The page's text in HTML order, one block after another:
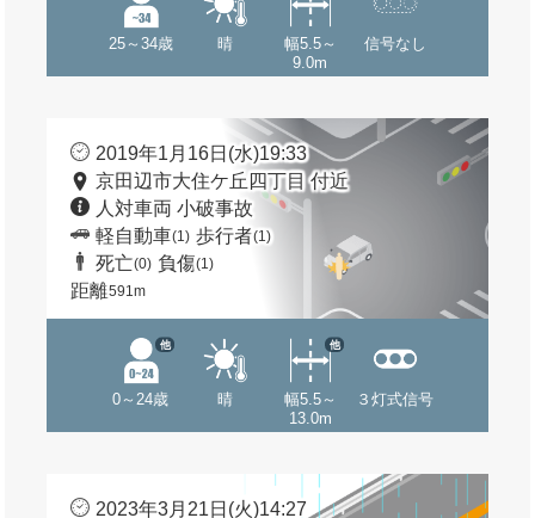
25～34歳 晴
幅5.5～
9.0m
信号なし
2019年1月16日(水)19:33
京田辺市大住ケ丘四丁目 付近
人対車両 小破事故
軽自動車(1) 歩行者(1)
死亡(0) 負傷(1)
距離591m
0～24歳
他
晴
幅5.5～
13.0m
他
３灯式信号
2023年3月21日(火)14:27